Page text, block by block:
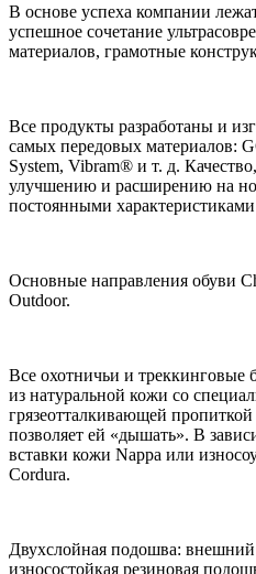
В основе успеха компании
успешное сочетание
материалов, грамотные
Все продукты разработаны и
самых передовых материалов:
System, Vibram® и т. д.
улучшению и расширению на
постоянными
Основные направления обуви
Outdoor.
Все охотничьи и треккинговые
из натуральной кожи со
грязеотталкивающей
позволяет ей «дышать». В
вставки кожи Nappa или
Cordura.
Двухслойная подошва:
износостойкая резиновая